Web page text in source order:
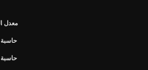
معدل
حاسبة
حاسبة